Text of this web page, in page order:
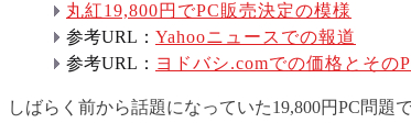
丸紅19,800円でPC販売決定の模様
参考URL： Yahooニュースでの報道
参考URL： ヨドバシ.comでの価格とその
しばらく前から話題になっていた19,800円PC問題